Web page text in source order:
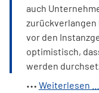
auch
zurückverlangen
vor den
optimistisch,
werden
Weiterlesen …